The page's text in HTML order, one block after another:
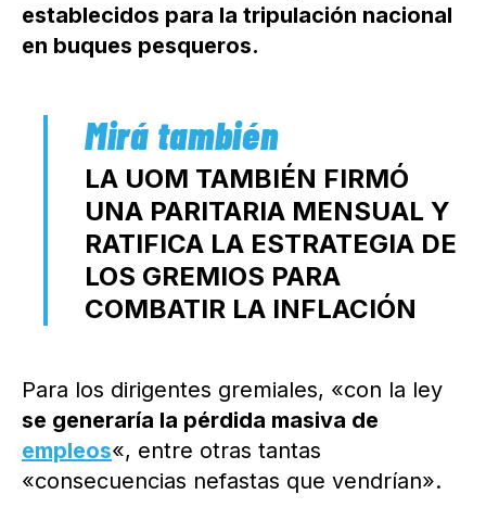
establecidos para la tripulación nacional
en buques pesqueros.
LA UOM TAMBIÉN FIRMÓ
UNA PARITARIA MENSUAL Y
RATIFICA LA ESTRATEGIA DE
LOS GREMIOS PARA
COMBATIR LA INFLACIÓN
Para los dirigentes gremiales, «con la ley
se generaría la pérdida masiva de
empleos«, entre otras tantas
«consecuencias nefastas que vendrían».